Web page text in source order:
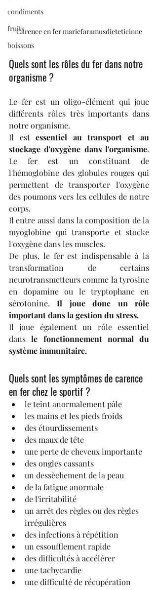
condiments
fruits
boissons
Carence en fer mariefaramusdieteticinne
Quels sont les rôles du fer dans notre
organisme ?
Le fer est un oligo-élément qui joue
différents rôles très importants dans
notre organisme.
Il est essentiel au transport et au
stockage d'oxygène dans l'organisme.
Le fer est un constituant de
l'hémoglobine des globules rouges qui
permettent de transporter l'oxygène
des poumons vers les cellules de notre
corps.
Il entre aussi dans la composition de la
myoglobine qui transporte et stocke
l'oxygène dans les muscles.
De plus, le fer est indispensable à la
transformation de certains
neurotransmetteurs comme la tyrosine
en dopamine ou le tryptophane en
sérotonine. Il joue donc un rôle
important dans la gestion du stress.
Il joue également un rôle essentiel
dans le fonctionnement normal du
système immunitaire.
Quels sont les symptômes de carence
en fer chez le sportif ?
le teint anormalement pâle
les mains et les pieds froids
des étourdissements
des maux de tête
une perte de cheveux importante
des ongles cassants
un dessèchement de la peau
de la fatigue anormale
de l'irritabilité
un arrêt des règles ou des règles
irrégulières
des infections à répétition
un essoufflement rapide
des difficultés à accélérer
une tachycardie
une difficulté de récupération